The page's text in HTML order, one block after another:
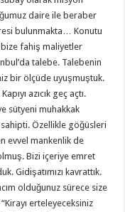
daire ile beraber
bulunmakta… Konutu
bize fahiş maliyetler
talebe. Talebenin
bir ölçüde uyuşmuştuk.
azıcık geç açtı.
sütyeni muhakkak
Özellikle göğüsleri
evvel mankenlik de
Bizi içeriye emret
Gidişatımızı kavrattık.
olduğunuz sürece size
erteleyeceksiniz